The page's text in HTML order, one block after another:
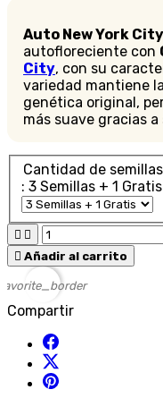
Auto New York City
autofloreciente con
City, con su
variedad mantiene
genética original,
más suave gracias
Cantidad de semillas
: 3 Semillas + 1 Gratis
 
 Añadir al carrito
favorite_border
Compartir